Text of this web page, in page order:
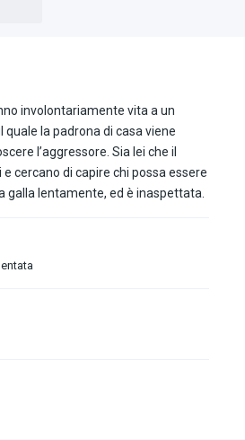
involontariamente vita a un
la padrona di casa viene
l’aggressore. Sia lei che il
cercano di capire chi possa essere
galla lentamente, ed è inaspettata.